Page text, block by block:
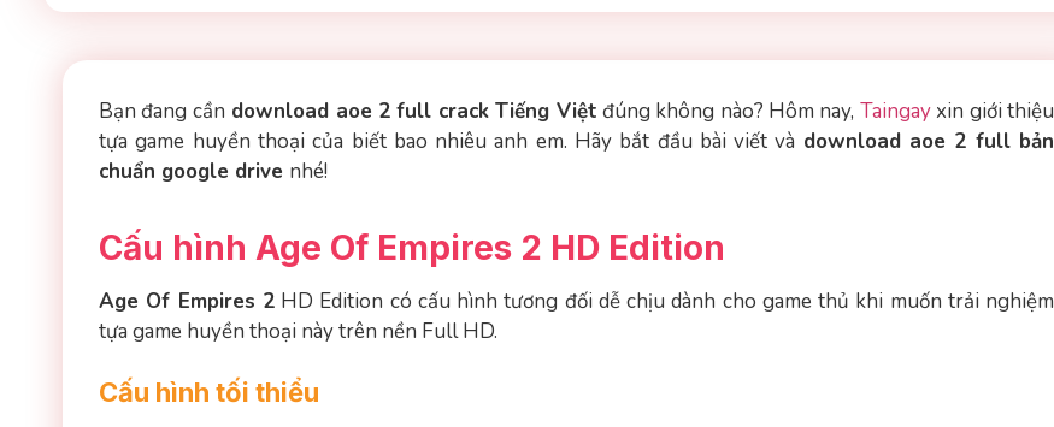
Bạn đang cần download aoe 2 full crack Tiếng Việt đúng không nào? Hôm nay, Taingayxin giới thiệu
tựa game huyền thoại của biết bao nhiêu anh em. Hãy bắt đầu bài viết và download aoe 2 full bản
chuẩn google drive nhé!
Cấu hình Age Of Empires 2 HD Edition
Age Of Empires 2HD Edition có cấu hình tương đối dễ chịu dành cho game thủ khi muốn trải nghiệm
tựa game huyền thoại này trên nền Full HD.
Cấu hình tối thiểu